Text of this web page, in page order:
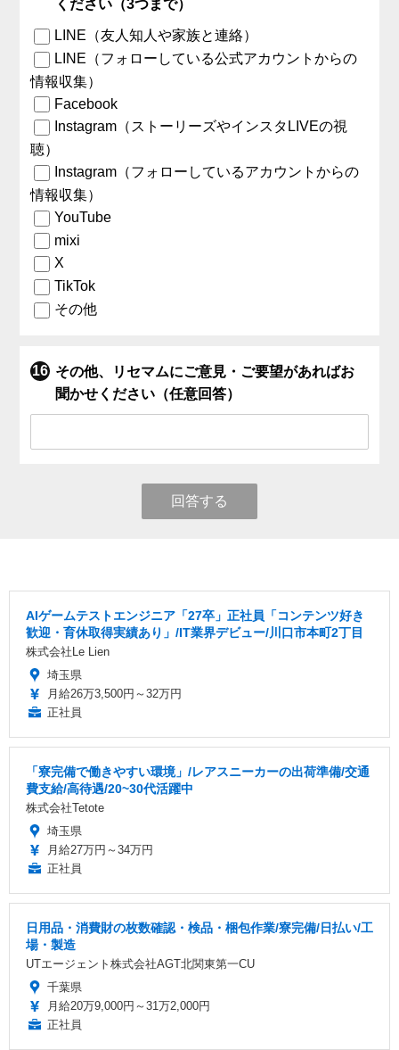
ください（3つまで）
LINE（友人知人や家族と連絡）
LINE（フォローしている公式アカウントからの
情報収集）
Facebook
Instagram（ストーリーズやインスタLIVEの視
聴）
Instagram（フォローしているアカウントからの
情報収集）
YouTube
mixi
X
TikTok
その他
その他、リセマムにご意見・ご要望があればお
聞かせください（任意回答）
回答する
AIゲームテストエンジニア「27卒」正社員「コンテンツ好き
歓迎・育休取得実績あり」/IT業界デビュー/川口市本町2丁目
株式会社Le Lien
埼玉県
月給26万3,500円～32万円
正社員
「寮完備で働きやすい環境」/レアスニーカーの出荷準備/交通
費支給/高待遇/20~30代活躍中
株式会社Tetote
埼玉県
月給27万円～34万円
正社員
日用品・消費財の枚数確認・検品・梱包作業/寮完備/日払い/工
場・製造
UTエージェント株式会社AGT北関東第一CU
千葉県
月給20万9,000円～31万2,000円
正社員